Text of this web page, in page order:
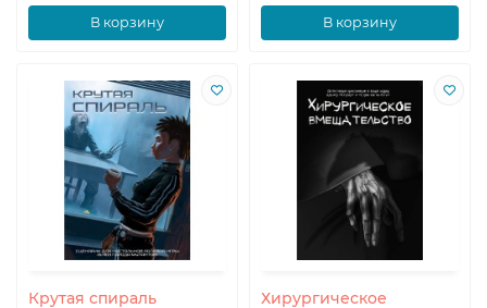
В корзину В корзину
Крутая спираль
Хирургическое